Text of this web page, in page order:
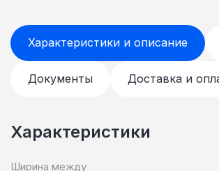
Характеристики и описание
Документы Доставка и
Характеристики
Ширина между